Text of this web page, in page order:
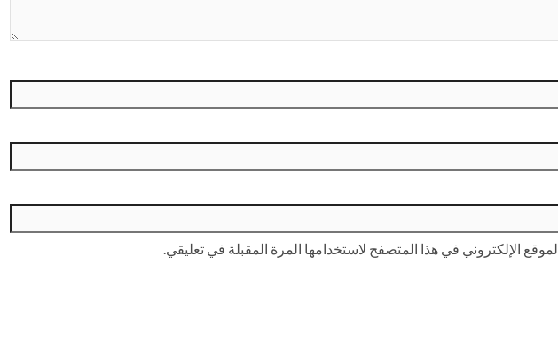
الإلكتروني في هذا المتصفح لاستخدامها المرة المقبلة في تعليقي.